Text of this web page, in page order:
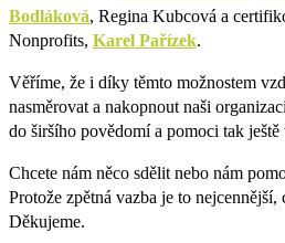
Bodláková, Regina Kubcová a
Nonprofits, Karel Pařízek.
Věříme, že i díky těmto možnostem
nasměrovat a nakopnout naši
do širšího povědomí a pomoci tak
Chcete nám něco sdělit nebo nám
Protože zpětná vazba je to nejcennější,
Děkujeme.